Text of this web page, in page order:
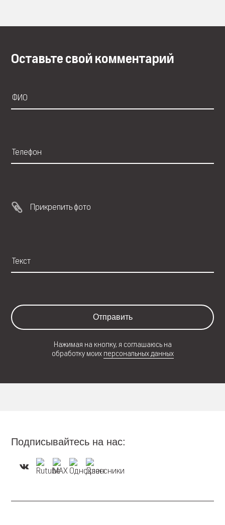
Оставьте свой комментарий
Прикрепить фото
Отправить
Нажимая на кнопку, я соглашаюсь на
обработку моих персональных данных
Подписывайтесь на нас: